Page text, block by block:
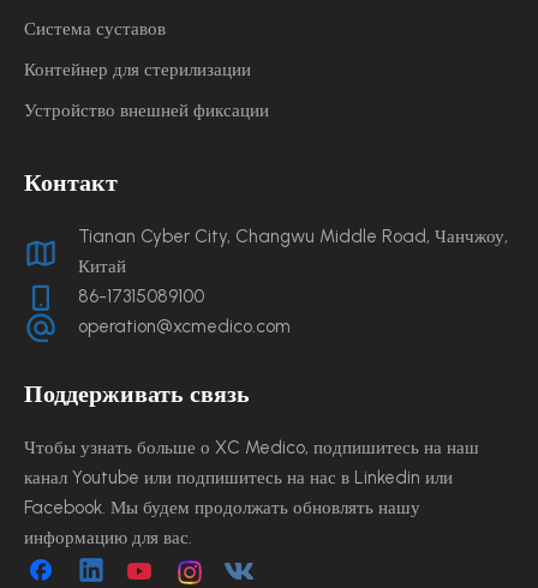
Система суставов
Контейнер для стерилизации
Устройство внешней фиксации
Контакт
Tianan Cyber ​​City, Changwu Middle Road, Чанчжоу,
Китай
86-17315089100
operation@xcmedico.com
Поддерживать связь
Чтобы узнать больше о XC Medico, подпишитесь на наш
канал Youtube или подпишитесь на нас в Linkedin или
Facebook. Мы будем продолжать обновлять нашу
информацию для вас.